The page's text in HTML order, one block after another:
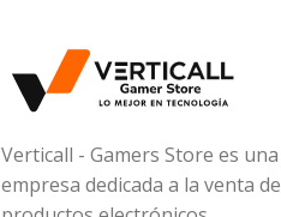
Verticall - Gamers Store es una
empresa dedicada a la venta de